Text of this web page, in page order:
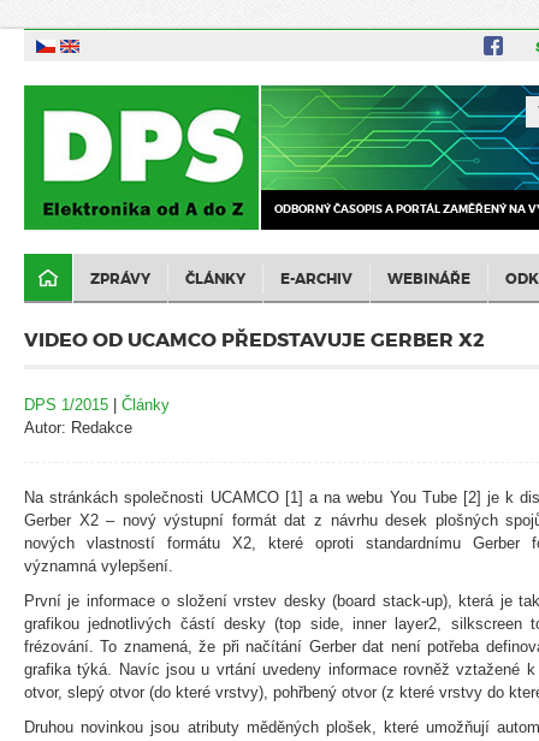
ODBORNÝ ČASOPIS A PORTÁL ZAMĚŘENÝ NA
ZPRÁVY ČLÁNKY E-ARCHIV WEBINÁŘE
VIDEO OD UCAMCO PŘEDSTAVUJE GERBER X2
DPS 1/2015 | Články
Autor: Redakce
Na stránkách společnosti UCAMCO [1] a na webu You Tube [2] je k
Gerber X2 – nový výstupní formát dat z návrhu desek plošných
nových vlastností formátu X2, které oproti standardnímu Gerber
významná vylepšení.
První je informace o složení vrstev desky (board stack-up), která je
grafikou jednotlivých částí desky (top side, inner layer2,
frézování. To znamená, že při načítání Gerber dat není potřeba
grafika týká. Navíc jsou u vrtání uvedeny informace rovněž vztažené
otvor, slepý otvor (do které vrstvy), pohřbený otvor (z které vrstvy do
Druhou novinkou jsou atributy měděných plošek, které umožňují